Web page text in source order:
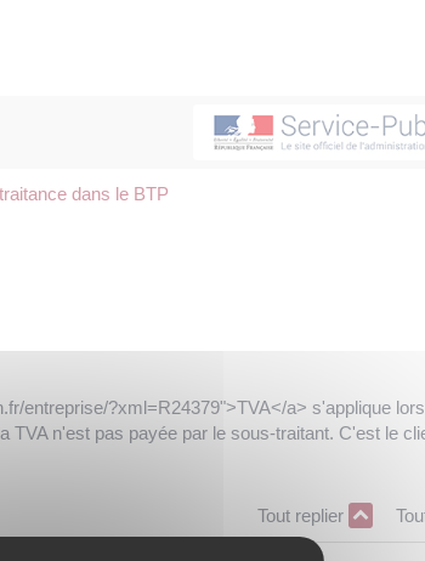
dans le BTP
entreprise/?xml=R24379">TVA</a> s'applique
n'est pas payée par le sous-traitant. C'est le
Tout replier